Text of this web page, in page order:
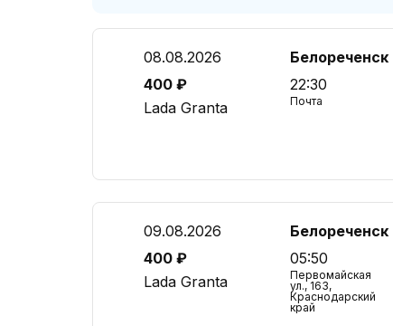
08.08.2026
400 ₽
Lada Granta
Белореченск
22:30
Почта
09.08.2026
400 ₽
Lada Granta
Белореченск
05:50
Первомайская
ул., 163,
Краснодарский
край